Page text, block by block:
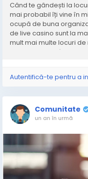
Când te gândești la
mai probabil îți vine în
ocupă de buna
de live casino sunt la
mult mai multe locuri
de casino sunt, în...
Autentifică-te pentru a
Comunitate
un an în urmă